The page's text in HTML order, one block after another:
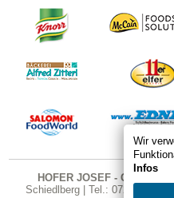
Wir
Infos
HOFER JOSEF - GASTRO
Schiedlberg | Tel.: 07251 324 |